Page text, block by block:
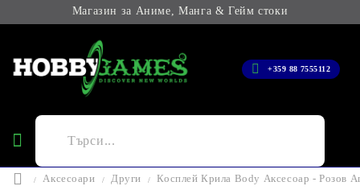
Магазин за Аниме, Манга & Гейм стоки
+359 88 7555112
Аксесоари Други Косплей Крила Body Аксесоар - Розов